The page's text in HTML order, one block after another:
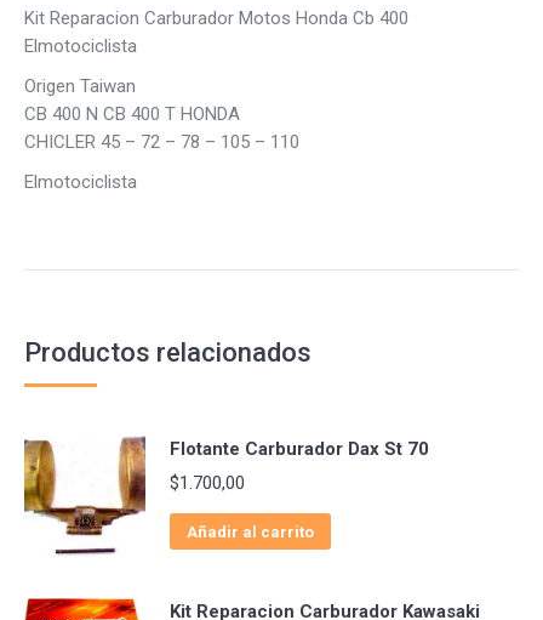
Kit Reparacion Carburador Motos Honda Cb 400
Elmotociclista
Origen Taiwan
CB 400 N CB 400 T HONDA
CHICLER 45 – 72 – 78 – 105 – 110
Elmotociclista
Productos relacionados
Flotante Carburador Dax St 70
$1.700,00
Añadir al carrito
Kit Reparacion Carburador Kawasaki